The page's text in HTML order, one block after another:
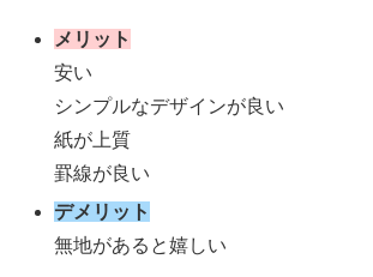
メリット
安い
シンプルなデザインが良い
紙が上質
罫線が良い
デメリット
無地があると嬉しい